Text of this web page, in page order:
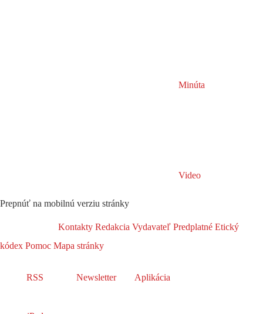
Minúta
Video
Prepnúť na mobilnú verziu stránky
Kontakty Redakcia Vydavateľ Predplatné Etický
kódex Pomoc Mapa stránky
RSS Newsletter Aplikácia